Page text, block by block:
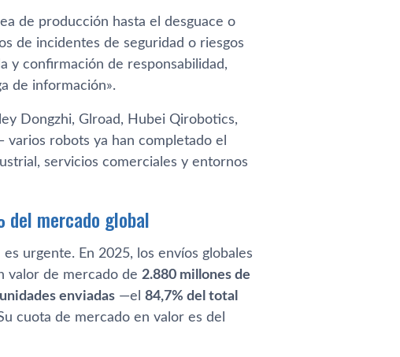
de producción hasta el desguace o
de incidentes de seguridad o riesgos
y confirmación de responsabilidad,
de información».
Dongzhi, Glroad, Hubei Qirobotics,
robots ya han completado el
servicios comerciales y entornos
mercado global
urgente. En 2025, los envíos globales
valor de mercado de 2.880 millones de
enviadas —el 84,7% del total
cuota de mercado en valor es del